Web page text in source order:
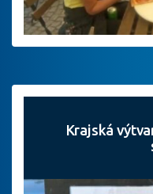
Krajská